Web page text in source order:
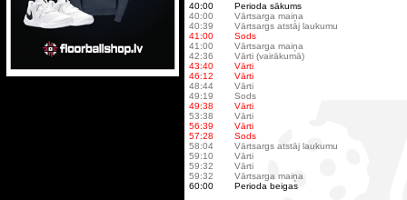
40:00
Perioda sākums
40:00
Vārtsarga maiņa
40:39
Vārtsargs atstāj laukumu
41:00
Sods
41:00
Vārtsarga maiņa
42:36
Vārti (vairākumā)
43:40
Vārti
46:12
Vārti
48:44
Vārti
49:19
Sods
49:38
Vārti
53:38
Vārti
56:39
Vārti
57:28
Sods
58:04
Vārtsargs atstāj laukumu
59:10
Vārti
59:32
Vārti
59:32
Vārtsarga maiņa
60:00
Perioda beigas